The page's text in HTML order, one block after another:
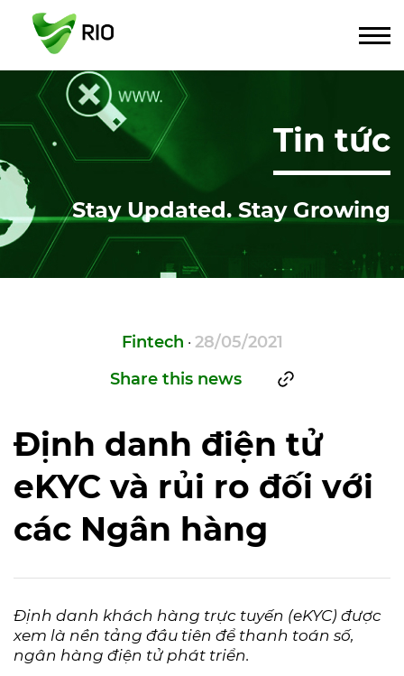
Tin tức
Stay Updated. Stay Growing
Fintech · 28/05/2021
Share this news
Định danh điện tử
eKYC và rủi ro đối với
các Ngân hàng
Định danh khách hàng trực tuyến (eKYC) được
xem là nền tảng đầu tiên để thanh toán số,
ngân hàng điện tử phát triển.